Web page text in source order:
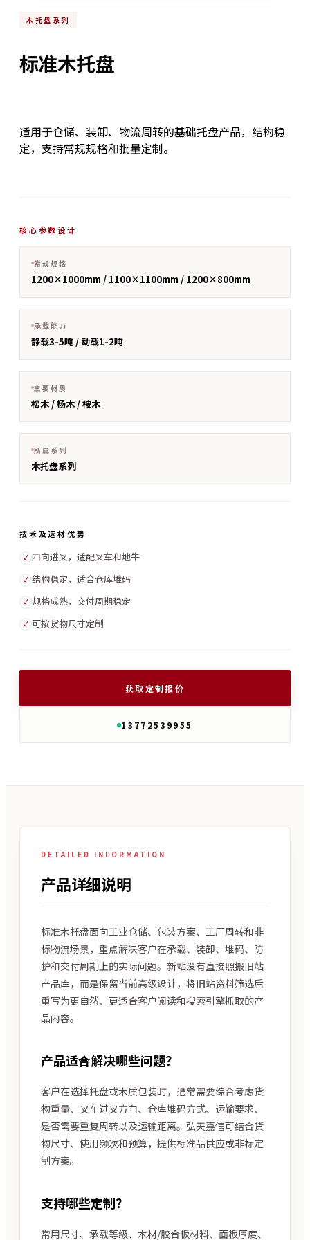
木托盘系列
标准木托盘
适用于仓储、装卸、物流周转的基础托盘产品，结构稳
定，支持常规规格和批量定制。
核心参数设计
常规规格
1200×1000mm / 1100×1100mm / 1200×800mm
承载能力
静载3-5吨 / 动载1-2吨
主要材质
松木 / 杨木 / 桉木
所属系列
木托盘系列
技术及选材优势
✓ 四向进叉，适配叉车和地牛
✓ 结构稳定，适合仓库堆码
✓ 规格成熟，交付周期稳定
✓ 可按货物尺寸定制
获取定制报价
13772539955
DETAILED INFORMATION
产品详细说明
标准木托盘面向工业仓储、包装方案、工厂周转和非
标物流场景，重点解决客户在承载、装卸、堆码、防
护和交付周期上的实际问题。新站没有直接照搬旧站
产品库，而是保留当前高级设计，将旧站资料筛选后
重写为更自然、更适合客户阅读和搜索引擎抓取的产
品内容。
产品适合解决哪些问题？
客户在选择托盘或木质包装时，通常需要综合考虑货
物重量、叉车进叉方向、仓库堆码方式、运输要求、
是否需要重复周转以及运输距离。弘天嘉信可结合货
物尺寸、使用频次和预算，提供标准品供应或非标定
制方案。
支持哪些定制？
常用尺寸、承载等级、木材/胶合板材料、面板厚度、